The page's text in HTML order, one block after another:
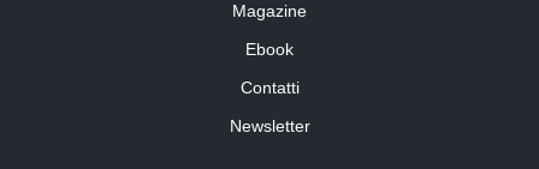
Magazine
Ebook
Contatti
Newsletter